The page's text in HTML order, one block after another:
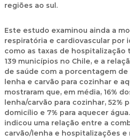
regiões ao sul.
Este estudo examinou ainda a
respiratória e cardiovascular por
como as taxas de
139 municípios no Chile, e a
de saúde com a porcentagem de
lenha e carvão para cozinhar e
mostraram que, em média, 16%
lenha/carvão para cozinhar, 52%
domicílio e 7% para aquecer
indicou uma relação entre a
carvão/lenha e hospitalizações